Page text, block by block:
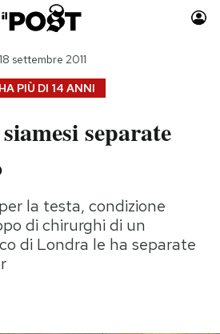
Auto
Moda
Storie/Idee
Ok Boomer!
Media
PIÙ DI 14 ANNI
settembre 2011
separate
la testa, condizione
di chirurghi di un
di Londra le ha separate